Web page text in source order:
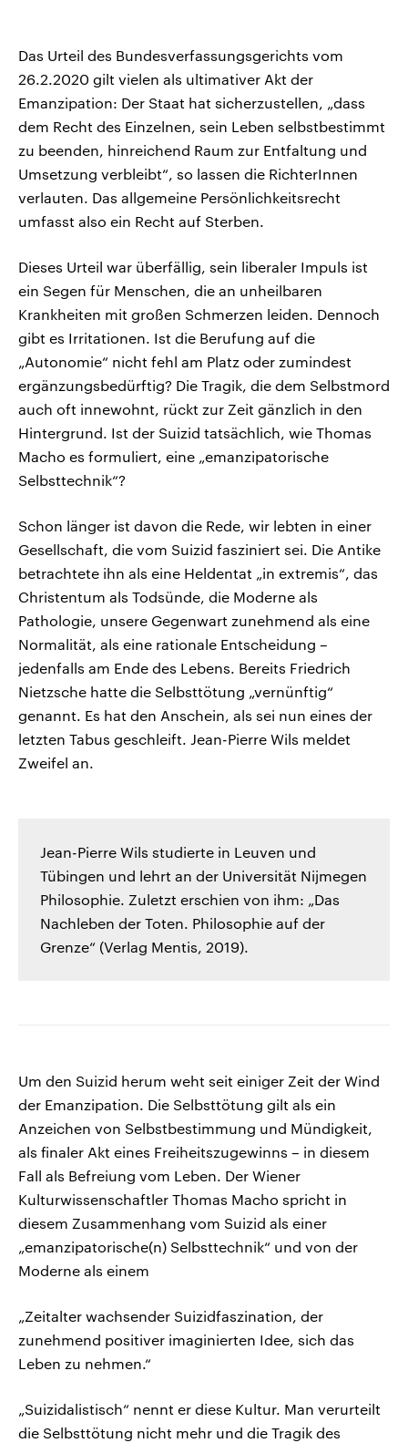
Das Urteil des Bundesverfassungsgerichts vom
26.2.2020 gilt vielen als ultimativer Akt der
Emanzipation: Der Staat hat sicherzustellen, „dass
dem Recht des Einzelnen, sein Leben selbstbestimmt
zu beenden, hinreichend Raum zur Entfaltung und
Umsetzung verbleibt“, so lassen die RichterInnen
verlauten. Das allgemeine Persönlichkeitsrecht
umfasst also ein Recht auf Sterben.
Dieses Urteil war überfällig, sein liberaler Impuls ist
ein Segen für Menschen, die an unheilbaren
Krankheiten mit großen Schmerzen leiden. Dennoch
gibt es Irritationen. Ist die Berufung auf die
„Autonomie“ nicht fehl am Platz oder zumindest
ergänzungsbedürftig? Die Tragik, die dem Selbstmord
auch oft innewohnt, rückt zur Zeit gänzlich in den
Hintergrund. Ist der Suizid tatsächlich, wie Thomas
Macho es formuliert, eine „emanzipatorische
Selbsttechnik“?
Schon länger ist davon die Rede, wir lebten in einer
Gesellschaft, die vom Suizid fasziniert sei. Die Antike
betrachtete ihn als eine Heldentat „in extremis“, das
Christentum als Todsünde, die Moderne als
Pathologie, unsere Gegenwart zunehmend als eine
Normalität, als eine rationale Entscheidung –
jedenfalls am Ende des Lebens. Bereits Friedrich
Nietzsche hatte die Selbsttötung „vernünftig“
genannt. Es hat den Anschein, als sei nun eines der
letzten Tabus geschleift. Jean-Pierre Wils meldet
Zweifel an.
Jean-Pierre Wils studierte in Leuven und
Tübingen und lehrt an der Universität Nijmegen
Philosophie. Zuletzt erschien von ihm: „Das
Nachleben der Toten. Philosophie auf der
Grenze“ (Verlag Mentis, 2019).
Um den Suizid herum weht seit einiger Zeit der Wind
der Emanzipation. Die Selbsttötung gilt als ein
Anzeichen von Selbstbestimmung und Mündigkeit,
als finaler Akt eines Freiheitszugewinns – in diesem
Fall als Befreiung vom Leben. Der Wiener
Kulturwissenschaftler Thomas Macho spricht in
diesem Zusammenhang vom Suizid als einer
„emanzipatorische(n) Selbsttechnik“ und von der
Moderne als einem
„Zeitalter wachsender Suizidfaszination, der
zunehmend positiver imaginierten Idee, sich das
Leben zu nehmen.“
„Suizidalistisch“ nennt er diese Kultur. Man verurteilt
die Selbsttötung nicht mehr und die Tragik des